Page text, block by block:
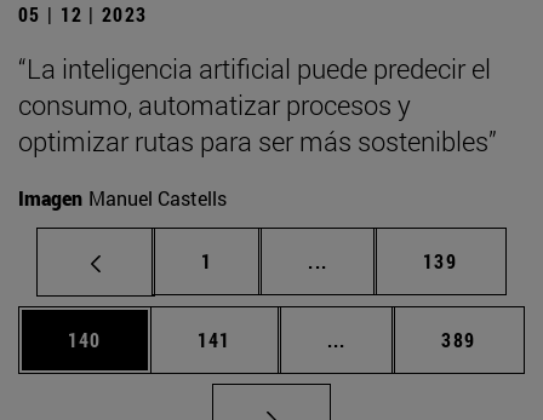
05 | 12 | 2023
“La inteligencia artificial puede predecir el
consumo, automatizar procesos y
optimizar rutas para ser más sostenibles”
Imagen Manuel Castells
Página
1 ... Páginas intermedias
Página
139
Página
140 Página
141 ... Páginas intermedias
Página
389